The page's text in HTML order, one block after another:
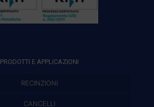
PRODOTTI E APPLICAZIONI
RECINZIONI
Recinzioni modulari
CANCELLI